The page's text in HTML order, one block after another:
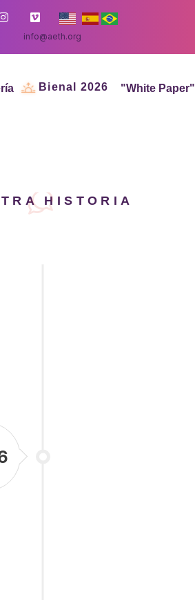
info@aeth.org
Bienal 2026 "White Paper"
HISTORIA